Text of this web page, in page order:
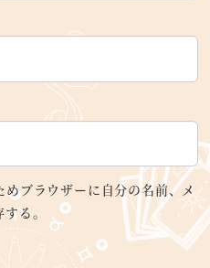
ブラウザーに自分の名前、メ
る。